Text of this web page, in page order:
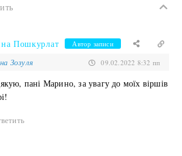
Пошкурлат Автор записи
Зозуля 09.02.2022 8:32 пп
пані Марино, за увагу до моїх віршів